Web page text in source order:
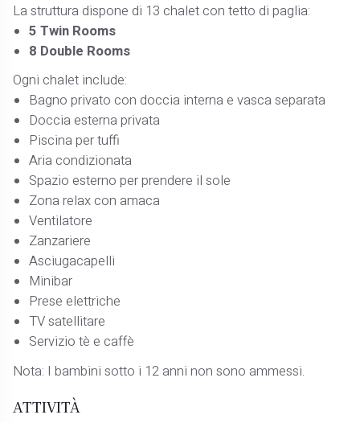
La struttura dispone di 13 chalet con tetto di paglia:
5 Twin Rooms
8 Double Rooms
Ogni chalet include:
Bagno privato con doccia interna e vasca separata
Doccia esterna privata
Piscina per tuffi
Aria condizionata
Spazio esterno per prendere il sole
Zona relax con amaca
Ventilatore
Zanzariere
Asciugacapelli
Minibar
Prese elettriche
TV satellitare
Servizio tè e caffè
Nota: I bambini sotto i 12 anni non sono ammessi.
ATTIVITÀ